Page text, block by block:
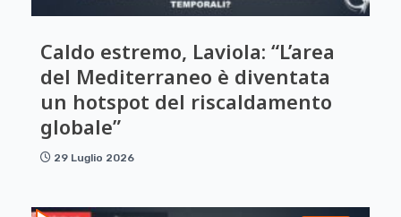
Caldo estremo, Laviola: “L’area
del Mediterraneo è diventata
un hotspot del riscaldamento
globale”
29 Luglio 2026